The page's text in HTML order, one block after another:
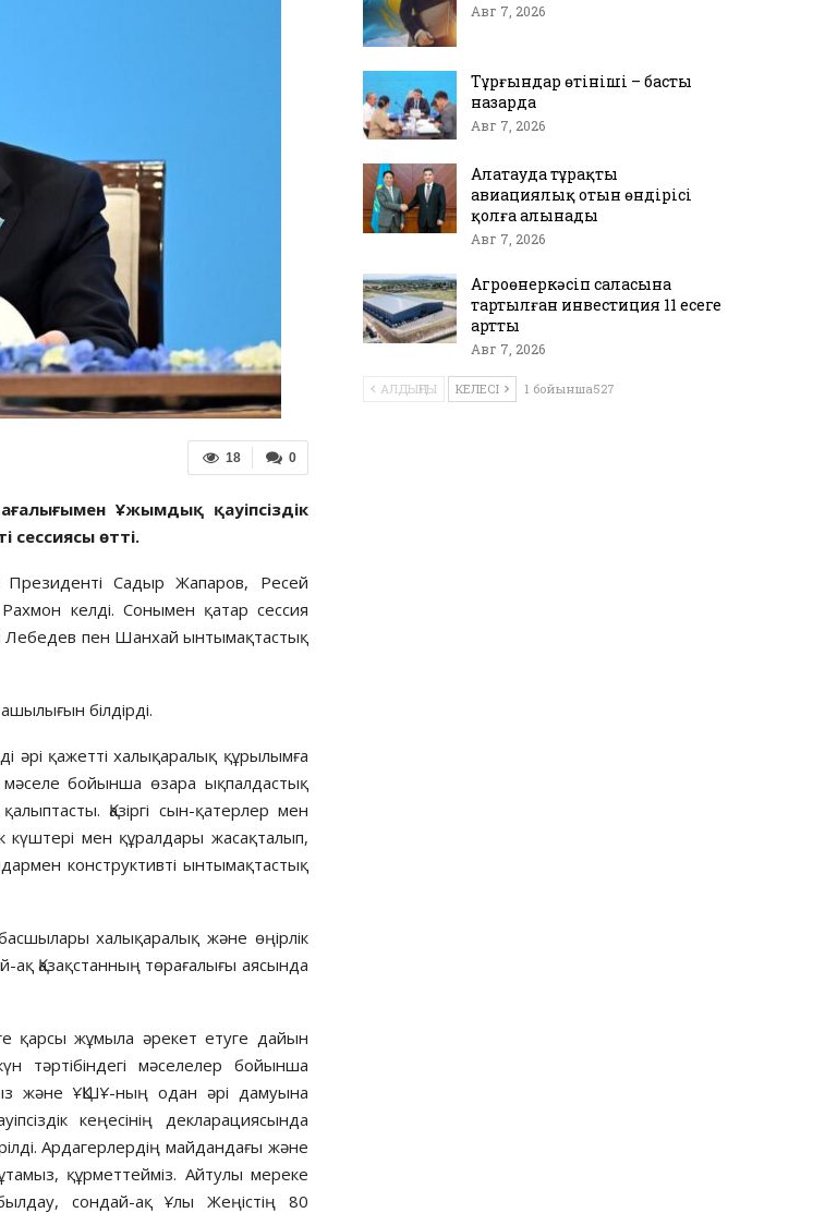
0
18
Ұжымдық қауіпсіздік
сессиясы өтті.
Президенті Садыр Жапаров, Ресей
келді. Сонымен қатар сессия
Лебедев пен Шанхай ынтымақтастық
білдірді.
әрі қажетті халықаралық құрылымға
бойынша өзара ықпалдастық
Қазіргі сын-қатерлер мен
күштері мен құралдары жасақталып,
конструктивті ынтымақтастық
халықаралық және өңірлік
ақ Қазақстанның төрағалығы аясында
қарсы жұмыла әрекет етуге дайын
тәртібіндегі мәселелер бойынша
және ҰҚШҰ-ның одан әрі дамуына
кеңесінің декларациясында
Ардагерлердің майдандағы және
құрметтейміз. Айтулы мереке
сондай-ақ Ұлы Жеңістің 80
Авг 7, 2026
Тұрғындар өтініші – басты
назарда
Авг 7, 2026
Алатауда тұрақты
авиациялық отын өндірісі
қолға алынады
Авг 7, 2026
Агроөнеркәсіп саласына
тартылған инвестиция 11 есеге
артты
Авг 7, 2026
АЛДЫҢҒЫ КЕЛЕСІ 1 бойынша527